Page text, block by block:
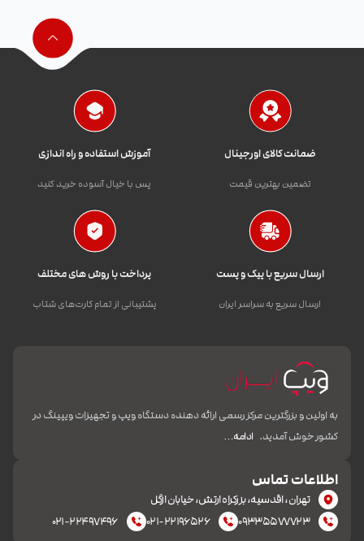
ضمانت کالای اورجینال
تضمین بهترین قیمت
آموزش استفاده و راه اندازی
پس با خیال آسوده خرید کنید
ارسال سریع با پیک و پست
ارسال سریع به سراسر ایران
پرداخت با روش های مختلف
پشتیبانی از تمام کارت‌های شتاب
به اولین و بزرگترین مرکز رسمی ارائه دهنده دستگاه ویپ و تجهیزات ویپینگ در
کشور خوش آمدید. ادامه…
اطلاعات تماس
تهران، اقدسیه، بزرکراه ارتش، خیابان ازگل
۰۹۳۳۵۵۷۷۷۲۳
۰۲۱-۲۲۱۹۶۵۲۶ ۰۲۱-۲۲۴۹۷۴۹۶